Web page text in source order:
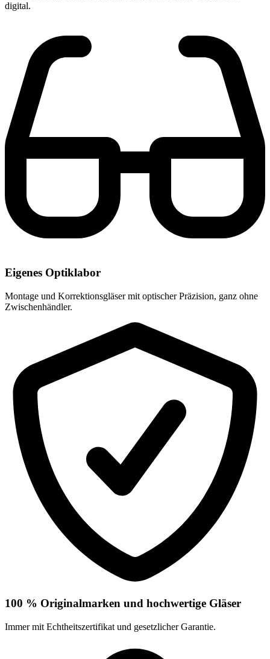
digital.
Eigenes Optiklabor
Montage und Korrektionsgläser mit optischer Präzision, ganz ohne
Zwischenhändler.
100 % Originalmarken und hochwertige Gläser
Immer mit Echtheitszertifikat und gesetzlicher Garantie.